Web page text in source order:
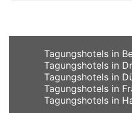
Tagungshotels in
Tagungshotels in
Tagungshotels in
Tagungshotels in
Tagungshotels in